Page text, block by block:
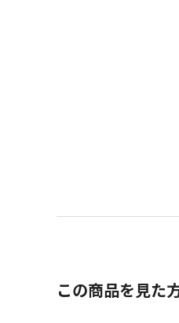
この商品を見た